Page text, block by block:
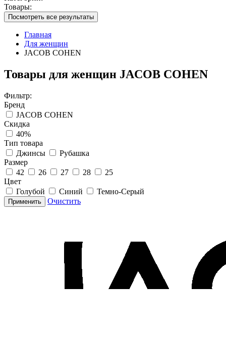
Товары:
Посмотреть все результаты
Главная
Для женщин
JACOB COHEN
Товары для женщин JACOB COHEN
Фильтр:
Бренд
JACOB COHEN
Скидка
40%
Тип товара
Джинсы
Рубашка
Размер
42
26 27 28
25
Цвет
Голубой
Синий Темно-Серый
Применить Очистить